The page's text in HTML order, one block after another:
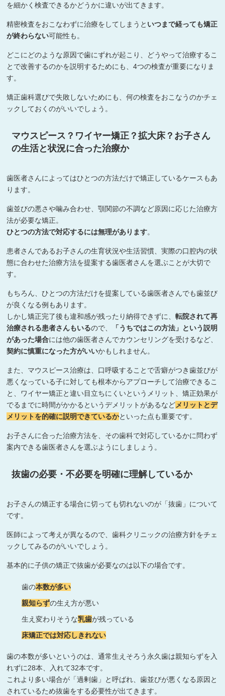
を細かく検査できるかどうかに違いが出てきます。
精密検査をおこなわずに治療をしてしまうと いつまで経っても矯正
が終わらない可能性も。
どこにどのような原因で歯にずれが起こり、どうやって治療するこ
とで改善するのかを説明するためにも、4つの検査が重要になりま
す。
矯正歯科選びで失敗しないためにも、何の検査をおこなうのかチェ
ックしておくのがいいでしょう。
マウスピース？ワイヤー矯正？拡大床？お子さん
の生活と状況に合った治療か
歯医者さんによってはひとつの方法だけで矯正しているケースもあ
ります。
歯並びの悪さや噛み合わせ、顎関節の不調など原因に応じた治療方
法が必要な矯正。
ひとつの方法で対応するには無理があります。
患者さんであるお子さんの生育状況や生活習慣、実際の口腔内の状
態に合わせた治療方法を提案する歯医者さんを選ぶことが大切で
す。
もちろん、ひとつの方法だけを提案している歯医者さんでも歯並び
が良くなる例もあります。
しかし矯正完了後も違和感が残ったり納得できずに、転院されて再
治療される患者さんもいるので、
「うちではこの方法」という説明
があった場合には他の歯医者さんでカウンセリングを受けるなど、
契約に慎重になった方がいいかもしれません。
また、マウスピース治療は、口呼吸することで舌癖がつき歯並びが
悪くなっている子に対しても根本からアプローチして治療できるこ
と、ワイヤー矯正と違い目立ちにくいというメリット、矯正効果が
でるまでに時間がかかるというデメリットがあるなどメリットとデ
メリットを的確に説明できているかといった点も重要です。
お子さんに合った治療方法を、その歯科で対応しているかに問わず
案内できる歯医者さんを選ぶようにしましょう。
抜歯の必要・不必要を明確に理解しているか
お子さんの矯正する場合に切っても切れないのが「抜歯」について
です。
医師によって考えが異なるので、歯科クリニックの治療方針をチェ
ックしてみるのがいいでしょう。
基本的に子供の矯正で抜歯が必要なのは以下の場合です。
歯の本数が多い
親知らずの生え方が悪い
生え変わりそうな乳歯が残っている
床矯正では対応しきれない
歯の本数が多いというのは、通常生えそろう永久歯は親知らずを入
れずに28本、入れて32本です。
これより多い場合が「過剰歯」と呼ばれ、歯並びが悪くなる原因と
されているため抜歯をする必要性が出てきます。